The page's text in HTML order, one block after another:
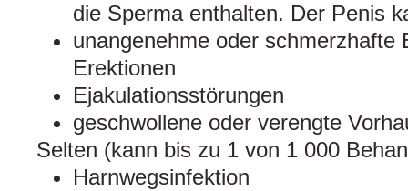
die Sperma enthalten. Der Penis
unangenehme oder schmerzhafte
Erektionen
Ejakulationsstörungen
geschwollene oder verengte
Selten (kann bis zu 1 von 1 000
Harnwegsinfektion